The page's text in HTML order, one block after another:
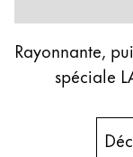
China
South Korea
Rayonnante,
spéciale